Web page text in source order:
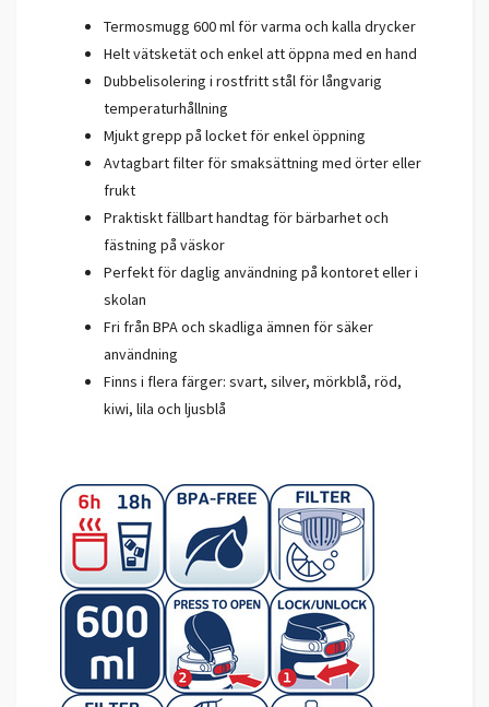
Termosmugg 600 ml för varma och kalla drycker
Helt vätsketät och enkel att öppna med en hand
Dubbelisolering i rostfritt stål för långvarig
temperaturhållning
Mjukt grepp på locket för enkel öppning
Avtagbart filter för smaksättning med örter eller
frukt
Praktiskt fällbart handtag för bärbarhet och
fästning på väskor
Perfekt för daglig användning på kontoret eller i
skolan
Fri från BPA och skadliga ämnen för säker
användning
Finns i flera färger: svart, silver, mörkblå, röd,
kiwi, lila och ljusblå